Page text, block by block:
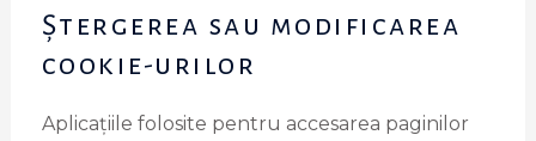
Ștergerea sau modificarea
cookie-urilor
Aplicațiile folosite pentru accesarea paginilor